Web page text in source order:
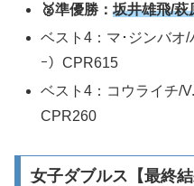
🥈準優勝：坂井雄飛/
ベスト4：マ･ジンバ
ｰ）CPR615
ベスト4：コウライチ/
CPR260
女子ダブルス【最終結